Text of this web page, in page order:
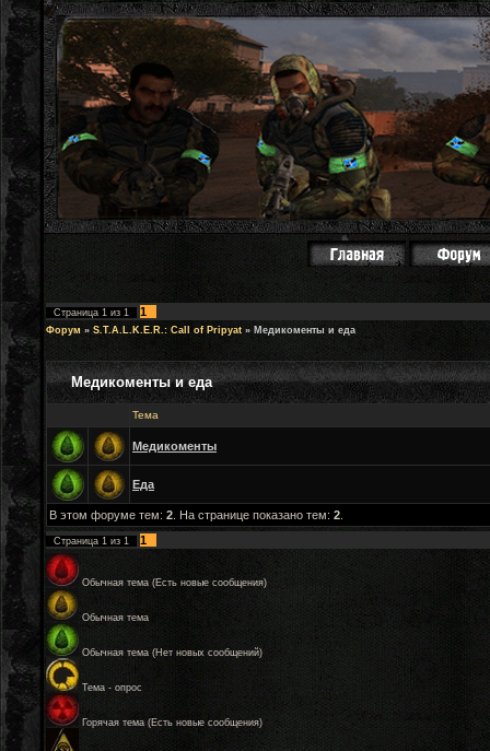
Страница 1 из 1 1
Форум » S.T.A.L.K.E.R.: Call of Pripyat » Медикоменты и еда
Медикоменты и еда
Тема
Медикоменты
Еда
В этом форуме тем: 2 . На странице показано тем: 2
Страница 1 из 1 1
Обычная тема (Есть новые сообщения)
Обычная тема
Обычная тема (Нет новых сообщений)
Тема - опрос
Горячая тема (Есть новые сообщения)